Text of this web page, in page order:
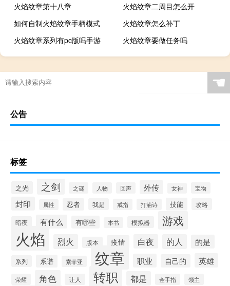
火焰纹章第十八章
火焰纹章二周目怎么开
如何自制火焰纹章手柄模式
火焰纹章怎么补丁
火焰纹章系列有pc版吗手游
火焰纹章要做任务吗
☚
公告
标签
之光 之剑 之谜 人物 回声 外传 女神 宝物
封印 属性 忍者 我是 戒指 打油诗 技能 攻略
暗夜 有什么 有哪些 本书 模拟器 游戏
火焰 烈火 版本 疫情 白夜 的人 的是
系列 系谱 索菲亚 纹章 职业 自己的 英雄
荣耀 角色 让人 转职 都是 金手指 领主